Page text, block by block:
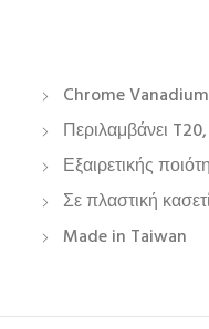
Chrome
Περιλαμβάνει
Εξαιρετικής
Σε πλαστική
Made in Taiwan